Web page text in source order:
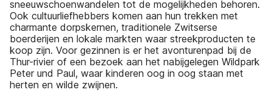
sneeuwschoenwandelen tot de mogelijkheden behoren.
Ook cultuurliefhebbers komen aan hun trekken met
charmante dorpskernen, traditionele Zwitserse
boerderijen en lokale markten waar streekproducten te
koop zijn. Voor gezinnen is er het avonturenpad bij de
Thur-rivier of een bezoek aan het nabijgelegen Wildpark
Peter und Paul, waar kinderen oog in oog staan met
herten en wilde zwijnen.